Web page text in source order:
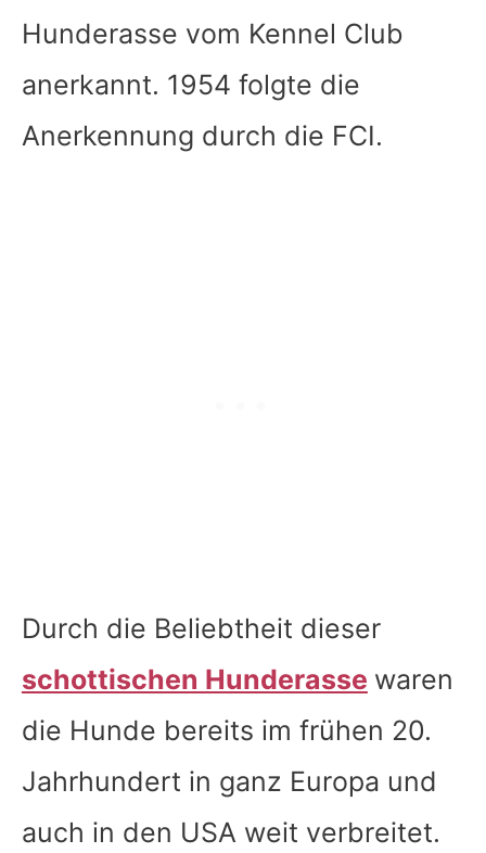
Hunderasse vom Kennel Club
anerkannt. 1954 folgte die
Anerkennung durch die FCI.
Durch die Beliebtheit dieser
schottischen Hunderasse waren
die Hunde bereits im frühen 20.
Jahrhundert in ganz Europa und
auch in den USA weit verbreitet.